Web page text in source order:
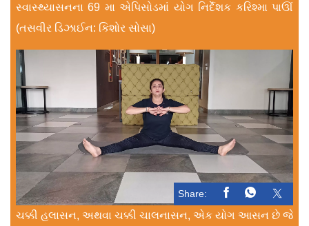
સ્વાસ્થ્યાસનના 69 મા એપિસોડમાં યોગ નિર્દેશક કરિશ્મા પાઊં
(તસવીર ડિઝાઈન: કિશોર સોસા)
Share:
ચક્કી હલાસન, અથવા ચક્કી ચાલનાસન, એક યોગ આસન છે જે